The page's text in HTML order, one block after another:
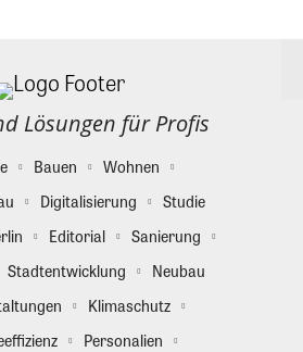
Lösungen für Profis
Bauen
Wohnen
Digitalisierung
Studie
Editorial
Sanierung
Stadtentwicklung
Neubau
Klimaschutz
Personalien